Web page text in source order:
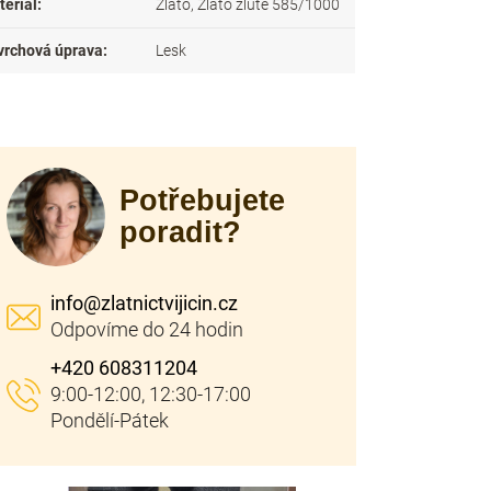
: Zlato, Zlato žluté 585/1000
úprava: Lesk
Potřebujete
poradit?
info@zlatnictvijicin.cz
+420 608311204